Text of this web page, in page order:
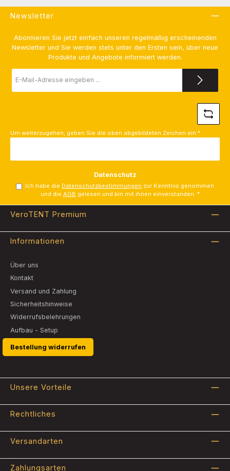
Newsletter
Abonnieren Sie jetzt einfach unseren regelmäßig erscheinenden
Newsletter und Sie werden stets unter den Ersten sein, über neue
Produkte und Angebote informiert werden.
Mail-
Um weiterzugehen, geben Sie die oben abgebildeten Zeichen ein *
Datenschutz
Ich habe die Datenschutzbestimmungen zur Kenntnis genommen
und die AGB gelesen und bin mit ihnen einverstanden. *
VeroTENT Premium
Informationen
Über uns
Kontakt
Versand und Zahlung
Sicherheitshinweise
Widerrufsbelehrungen
Aufbau - Setup
Bestellung widerrufen
Unsere Vorteile
Versandarten
Zahlungsarten
Rechtliches